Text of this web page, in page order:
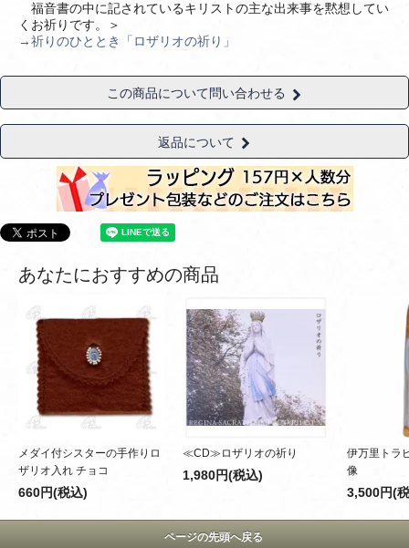
福音書の中に記されているキリストの主な出来事を黙想してい
くお祈りです。＞
→祈りのひととき「ロザリオの祈り」
この商品について問い合わせる
返品について
あなたにおすすめの商品
メダイ付シスターの手作りロ
ザリオ入れ チョコ
660円(税込)
≪CD≫ロザリオの祈り
1,980円(税込)
伊万里トラ
像
3,500円(
ページの先頭へ戻る